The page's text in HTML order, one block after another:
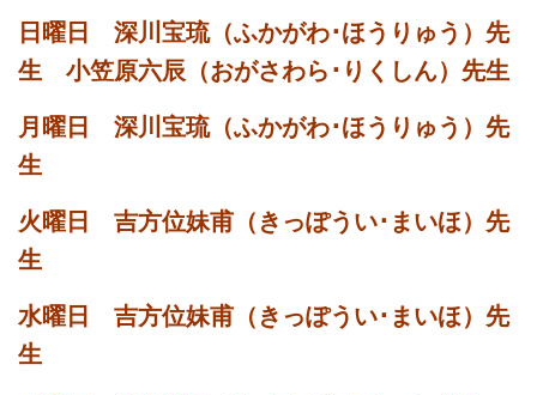
日曜日 深川宝琉（ふかがわ･ほうりゅう）先
生 小笠原六辰（おがさわら･りくしん）先生
月曜日 深川宝琉（ふかがわ･ほうりゅう）先
生
火曜日 吉方位妹甫（きっぽうい･まいほ）先
生
水曜日 吉方位妹甫（きっぽうい･まいほ）先
生